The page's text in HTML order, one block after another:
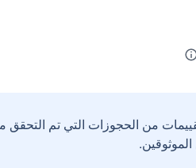
من الحجوزات التي تم